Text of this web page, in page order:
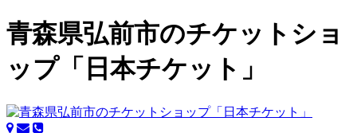
青森県弘前市のチケットショ
ップ「日本チケット」